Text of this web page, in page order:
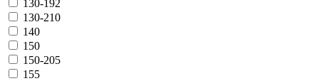
130-192
130-210
140
150
150-205
155